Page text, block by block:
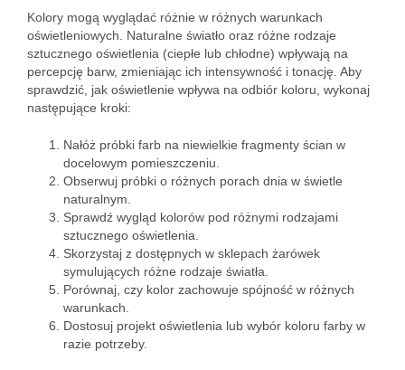
Kolory mogą wyglądać różnie w różnych warunkach
oświetleniowych. Naturalne światło oraz różne rodzaje
sztucznego oświetlenia (ciepłe lub chłodne) wpływają na
percepcję barw, zmieniając ich intensywność i tonację. Aby
sprawdzić, jak oświetlenie wpływa na odbiór koloru, wykonaj
następujące kroki:
Nałóż próbki farb na niewielkie fragmenty ścian w
docelowym pomieszczeniu.
Obserwuj próbki o różnych porach dnia w świetle
naturalnym.
Sprawdź wygląd kolorów pod różnymi rodzajami
sztucznego oświetlenia.
Skorzystaj z dostępnych w sklepach żarówek
symulujących różne rodzaje światła.
Porównaj, czy kolor zachowuje spójność w różnych
warunkach.
Dostosuj projekt oświetlenia lub wybór koloru farby w
razie potrzeby.